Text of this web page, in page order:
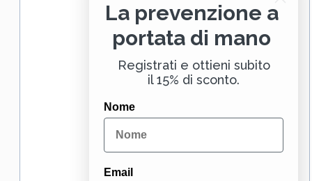
La prevenzione a
portata di mano
Registrati e ottieni subito
il 15% di sconto.
Nome
Email